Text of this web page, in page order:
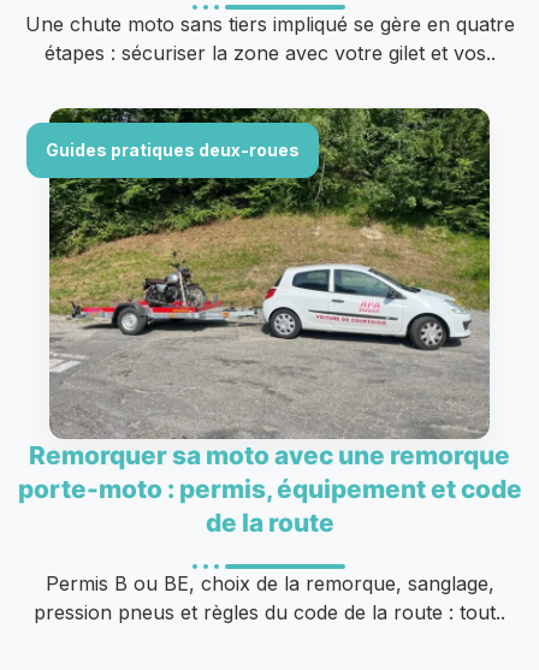
Une chute moto sans tiers impliqué se gère en quatre
étapes : sécuriser la zone avec votre gilet et vos..
Guides pratiques deux-roues
Remorquer sa moto avec une remorque
porte-moto : permis, équipement et code
de la route
Permis B ou BE, choix de la remorque, sanglage,
pression pneus et règles du code de la route : tout..